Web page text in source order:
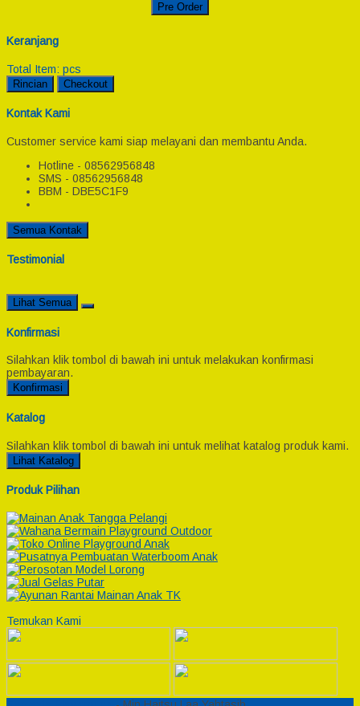
Pre Order
Keranjang
Total Item: pcs
Rincian Checkout
Kontak Kami
Customer service kami siap melayani dan membantu Anda.
Hotline - 08562956848
SMS - 08562956848
BBM - DBE5C1F9
Semua Kontak
Testimonial
Lihat Semua
Konfirmasi
Silahkan klik tombol di bawah ini untuk melakukan konfirmasi
pembayaran.
Konfirmasi
Katalog
Silahkan klik tombol di bawah ini untuk melihat katalog produk kami.
Lihat Katalog
Produk Pilihan
Temukan Kami